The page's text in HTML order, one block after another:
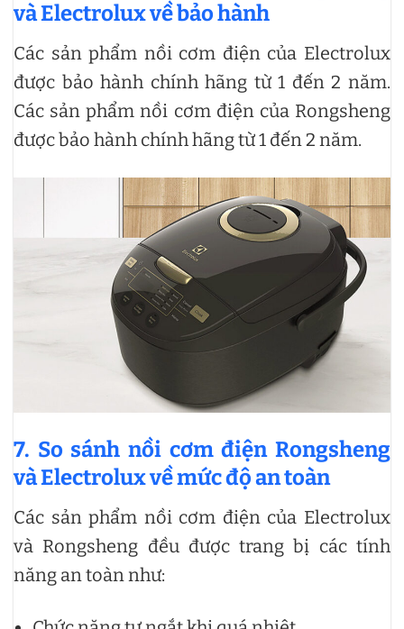
và Electrolux về bảo hành
Các sản phẩm nồi cơm điện của Electrolux
được bảo hành chính hãng từ 1 đến 2 năm.
Các sản phẩm nồi cơm điện của Rongsheng
được bảo hành chính hãng từ 1 đến 2 năm.
7. So sánh nồi cơm điện Rongsheng
và Electrolux về mức độ an toàn
Các sản phẩm nồi cơm điện của Electrolux
và Rongsheng đều được trang bị các tính
năng an toàn như: